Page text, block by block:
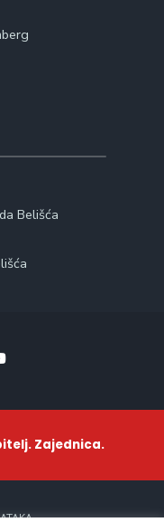
Belišća
Zajednica.